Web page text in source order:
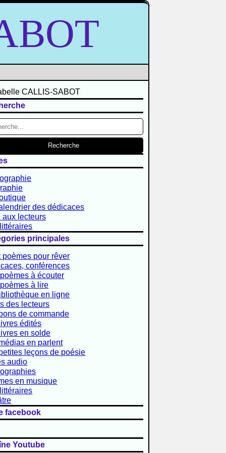
des dédicaces
aux lecteurs
principales
poèmes pour rêver
conférences
à écouter
à lire
en ligne
des lecteurs
de commande
édités
en solde
en parlent
leçons de poésie
audio
en musique
facebook
Youtube